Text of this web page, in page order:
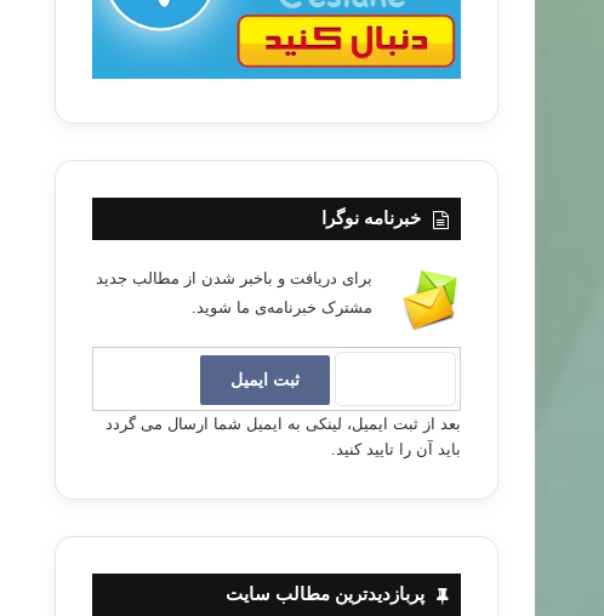
خبرنامه نوگرا
برای دریافت و باخبر شدن از مطالب جدید
مشترک خبرنامه‌ی ما شوید.
بعد از ثبت ایمیل، لینکی به ایمیل شما ارسال می گردد
باید آن را تایید کنید.
پربازدیدترین مطالب سایت